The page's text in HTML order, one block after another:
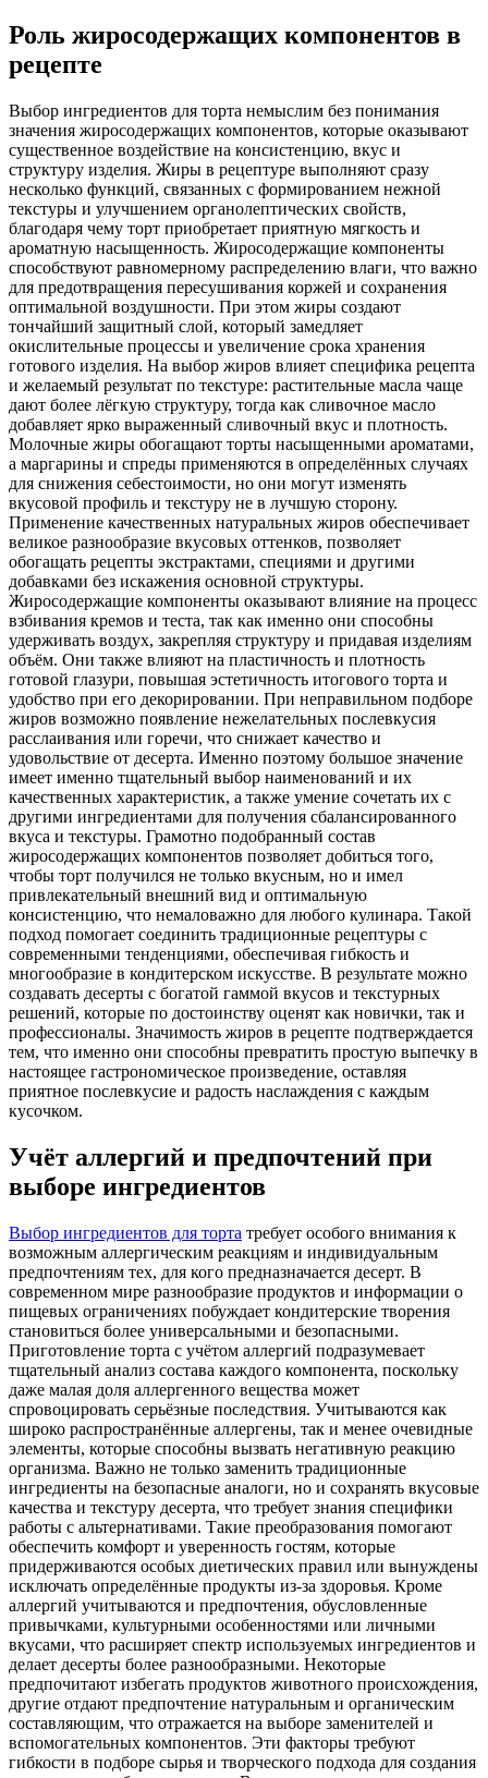
Роль жиросодержащих компонентов в
рецепте
Выбор ингредиентов для торта немыслим без понимания
значения жиросодержащих компонентов, которые оказывают
существенное воздействие на консистенцию, вкус и
структуру изделия. Жиры в рецептуре выполняют сразу
несколько функций, связанных с формированием нежной
текстуры и улучшением органолептических свойств,
благодаря чему торт приобретает приятную мягкость и
ароматную насыщенность. Жиросодержащие компоненты
способствуют равномерному распределению влаги, что важно
для предотвращения пересушивания коржей и сохранения
оптимальной воздушности. При этом жиры создают
тончайший защитный слой, который замедляет
окислительные процессы и увеличение срока хранения
готового изделия. На выбор жиров влияет специфика рецепта
и желаемый результат по текстуре: растительные масла чаще
дают более лёгкую структуру, тогда как сливочное масло
добавляет ярко выраженный сливочный вкус и плотность.
Молочные жиры обогащают торты насыщенными ароматами,
а маргарины и спреды применяются в определённых случаях
для снижения себестоимости, но они могут изменять
вкусовой профиль и текстуру не в лучшую сторону.
Применение качественных натуральных жиров обеспечивает
великое разнообразие вкусовых оттенков, позволяет
обогащать рецепты экстрактами, специями и другими
добавками без искажения основной структуры.
Жиросодержащие компоненты оказывают влияние на процесс
взбивания кремов и теста, так как именно они способны
удерживать воздух, закрепляя структуру и придавая изделиям
объём. Они также влияют на пластичность и плотность
готовой глазури, повышая эстетичность итогового торта и
удобство при его декорировании. При неправильном подборе
жиров возможно появление нежелательных послевкусия
расслаивания или горечи, что снижает качество и
удовольствие от десерта. Именно поэтому большое значение
имеет именно тщательный выбор наименований и их
качественных характеристик, а также умение сочетать их с
другими ингредиентами для получения сбалансированного
вкуса и текстуры. Грамотно подобранный состав
жиросодержащих компонентов позволяет добиться того,
чтобы торт получился не только вкусным, но и имел
привлекательный внешний вид и оптимальную
консистенцию, что немаловажно для любого кулинара. Такой
подход помогает соединить традиционные рецептуры с
современными тенденциями, обеспечивая гибкость и
многообразие в кондитерском искусстве. В результате можно
создавать десерты с богатой гаммой вкусов и текстурных
решений, которые по достоинству оценят как новички, так и
профессионалы. Значимость жиров в рецепте подтверждается
тем, что именно они способны превратить простую выпечку в
настоящее гастрономическое произведение, оставляя
приятное послевкусие и радость наслаждения с каждым
кусочком.
Учёт аллергий и предпочтений при
выборе ингредиентов
Выбор ингредиентов для торта требует особого внимания к
возможным аллергическим реакциям и индивидуальным
предпочтениям тех, для кого предназначается десерт. В
современном мире разнообразие продуктов и информации о
пищевых ограничениях побуждает кондитерские творения
становиться более универсальными и безопасными.
Приготовление торта с учётом аллергий подразумевает
тщательный анализ состава каждого компонента, поскольку
даже малая доля аллергенного вещества может
спровоцировать серьёзные последствия. Учитываются как
широко распространённые аллергены, так и менее очевидные
элементы, которые способны вызвать негативную реакцию
организма. Важно не только заменить традиционные
ингредиенты на безопасные аналоги, но и сохранять вкусовые
качества и текстуру десерта, что требует знания специфики
работы с альтернативами. Такие преобразования помогают
обеспечить комфорт и уверенность гостям, которые
придерживаются особых диетических правил или вынуждены
исключать определённые продукты из-за здоровья. Кроме
аллергий учитываются и предпочтения, обусловленные
привычками, культурными особенностями или личными
вкусами, что расширяет спектр используемых ингредиентов и
делает десерты более разнообразными. Некоторые
предпочитают избегать продуктов животного происхождения,
другие отдают предпочтение натуральным и органическим
составляющим, что отражается на выборе заменителей и
вспомогательных компонентов. Эти факторы требуют
гибкости в подборе сырья и творческого подхода для создания